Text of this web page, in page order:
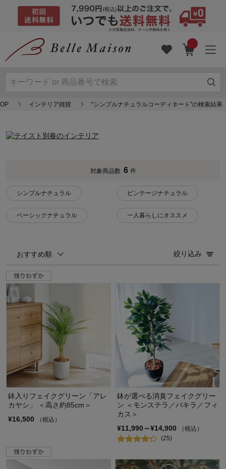
インテリア雑貨 "シンプルナチュラルコーディネート"の検索結果
対象商品数 6 件
シンプルナチュラル
ベーシックナチュラル
ビンテージナチュラル
一人暮らしにオススメ
おすすめ順 絞り込み
鉢入りフェイクグリーン「アレ
カヤシ」 ＜高さ約85cm＞
¥16,500
（税込）
鉢が選べる消臭フェイクグリー
ン ＜モンステラ／パキラ／フィ
カス＞
¥11,990～¥14,900
（税込）
(25)